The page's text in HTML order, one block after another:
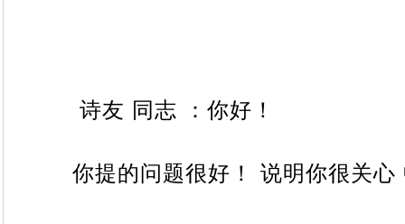
诗友 同志 ： 你好！
你提的问题很好！ 说明你很关心